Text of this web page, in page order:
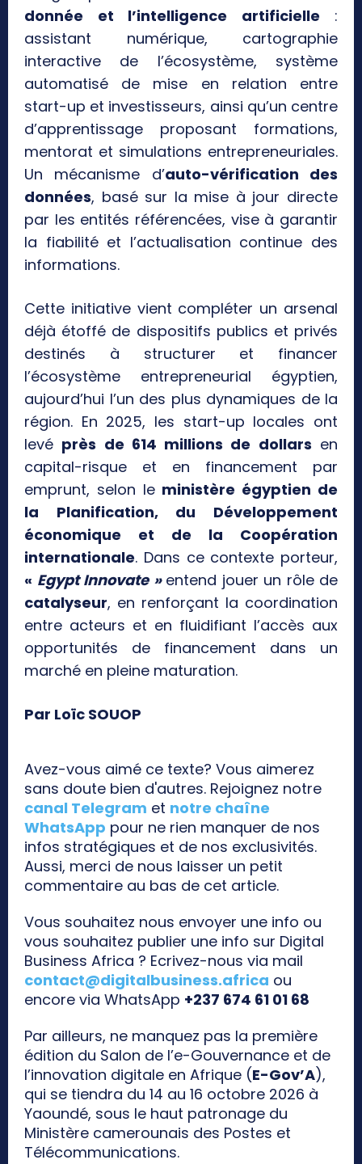
donnée et l’intelligence artificielle :
assistant numérique, cartographie
interactive de l’écosystème, système
automatisé de mise en relation entre
start-up et investisseurs, ainsi qu’un centre
d’apprentissage proposant formations,
mentorat et simulations entrepreneuriales.
Un mécanisme d’auto-vérification des
données, basé sur la mise à jour directe
par les entités référencées, vise à garantir
la fiabilité et l’actualisation continue des
informations.
Cette initiative vient compléter un arsenal
déjà étoffé de dispositifs publics et privés
destinés à structurer et financer
l’écosystème entrepreneurial égyptien,
aujourd’hui l’un des plus dynamiques de la
région. En 2025, les start-up locales ont
levé près de 614 millions de dollars en
capital-risque et en financement par
emprunt, selon le ministère égyptien de
la Planification, du Développement
économique et de la Coopération
internationale. Dans ce contexte porteur,
« Egypt Innovate » entend jouer un rôle de
catalyseur, en renforçant la coordination
entre acteurs et en fluidifiant l’accès aux
opportunités de financement dans un
marché en pleine maturation.
Par Loïc SOUOP
Avez-vous aimé ce texte? Vous aimerez
sans doute bien d'autres. Rejoignez notre
canal Telegram et notre chaîne
WhatsApp pour ne rien manquer de nos
infos stratégiques et de nos exclusivités.
Aussi, merci de nous laisser un petit
commentaire au bas de cet article.
Vous souhaitez nous envoyer une info ou
vous souhaitez publier une info sur Digital
Business Africa ? Ecrivez-nous via mail
contact@digitalbusiness.africa ou
encore via WhatsApp +237 674 61 01 68
Par ailleurs, ne manquez pas la première
édition du Salon de l’e-Gouvernance et de
l’innovation digitale en Afrique (E-Gov’A),
qui se tiendra du 14 au 16 octobre 2026 à
Yaoundé, sous le haut patronage du
Ministère camerounais des Postes et
Télécommunications.